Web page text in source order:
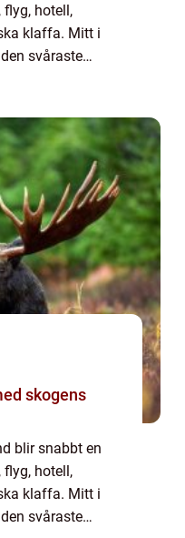
hotell,
klaffa. Mitt i
svåraste
blir snabbt en
hotell,
klaffa. Mitt i
svåraste